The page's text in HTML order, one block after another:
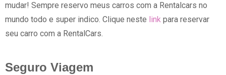
mudar! Sempre reservo meus carros com a Rentalcars no
mundo todo e super indico. Clique neste link para reservar
seu carro com a RentalCars.
Seguro Viagem